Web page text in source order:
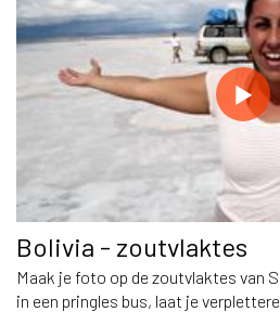
Bolivia - zoutvlaktes
Maak je foto op de zoutvlaktes van
in een pringles bus, laat je